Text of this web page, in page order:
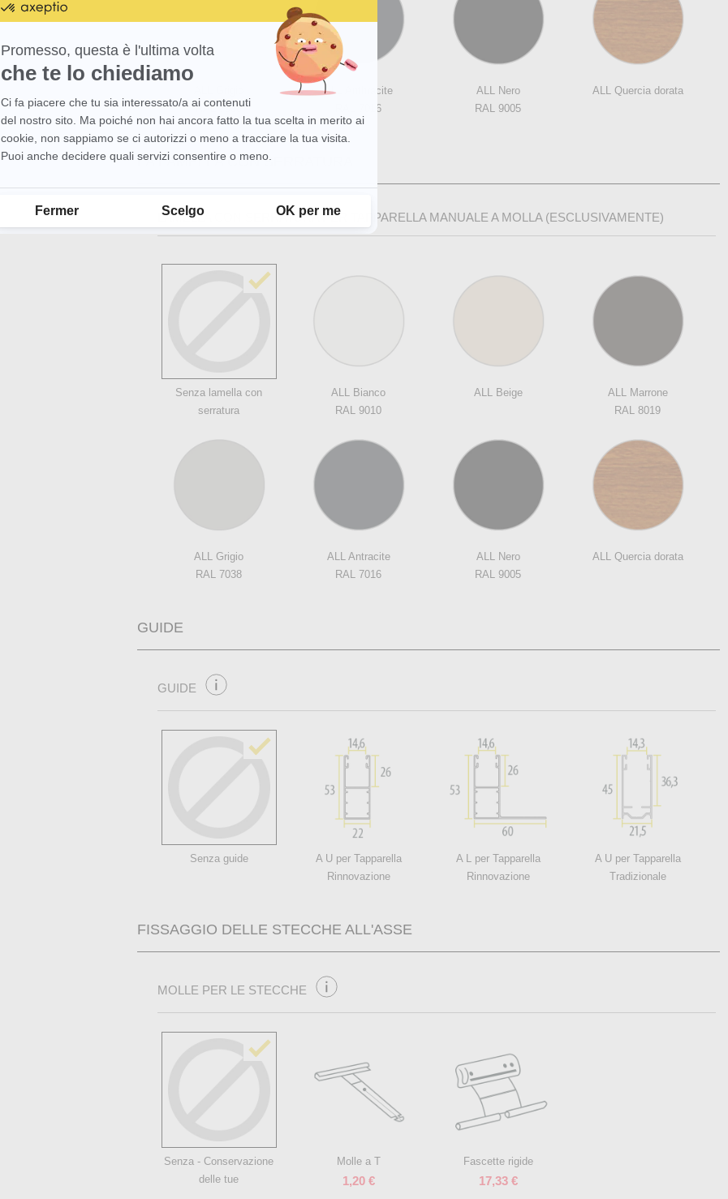
Scopri
di
più
Axeptio
Promesso, questa è l'ultima volta
che te lo chiediamo
Ci fa piacere che tu sia interessato/a ai contenuti
del nostro sito. Ma poiché non hai ancora fatto la tua scelta in merito ai
cookie, non sappiamo se ci autorizzi o meno a tracciare la tua visita.
Puoi anche decidere quali servizi consentire o meno.
Fermer Scelgo OK per me
Axeptio consentRAL 7038
ALL Anthracite
RAL 7016
ALL Nero
RAL 9005
ALL Quercia dorata
LA LAMELLA CON SERRATURA
LAMELLA CON SERRATURA PER TAPPARELLA MANUALE A MOLLA (ESCLUSIVAMENTE)
Senza lamella con
serratura
ALL Bianco
RAL 9010
ALL Beige
ALL Marrone
RAL 8019
ALL Grigio
RAL 7038
ALL Antracite
RAL 7016
ALL Nero
RAL 9005
ALL Quercia dorata
GUIDE
GUIDE
Senza guide
A U per Tapparella
Rinnovazione
A L per Tapparella
Rinnovazione
A U per Tapparella
Tradizionale
FISSAGGIO DELLE STECCHE ALL'ASSE
MOLLE PER LE STECCHE
Senza - Conservazione
delle tue
Molle a T
1,20 €
Fascette rigide
17,33 €